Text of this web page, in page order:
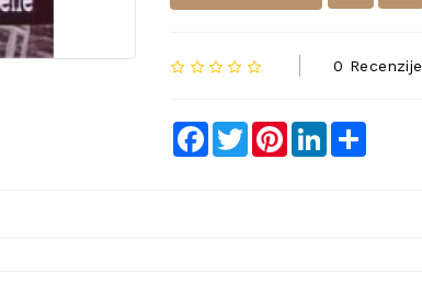
0 Recenzije
Facebook
TwitterPinterestLinkedIn